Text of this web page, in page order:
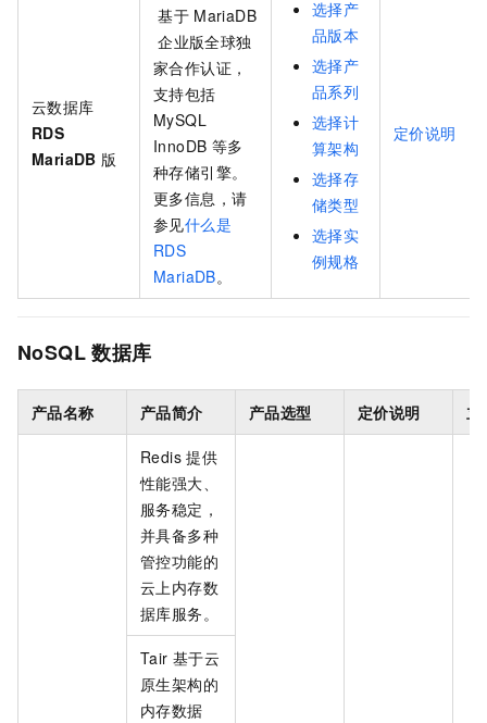
云数据库
RDS
MariaDB 版
基于 MariaDB
企业版全球独
家合作认证，
支持包括
MySQL
InnoDB 等多
种存储引擎。
更多信息，请
参见什么是
RDS
MariaDB。
选择产
品版本
选择产
品系列
选择计
算架构
选择存
储类型
选择实
例规格
定价说明
NoSQL 数据库
产品名称 产品简介 产品选型 定价说明 立
Redis 提供
性能强大、
服务稳定，
并具备多种
管控功能的
云上内存数
据库服务。
Tair 基于云
原生架构的
内存数据